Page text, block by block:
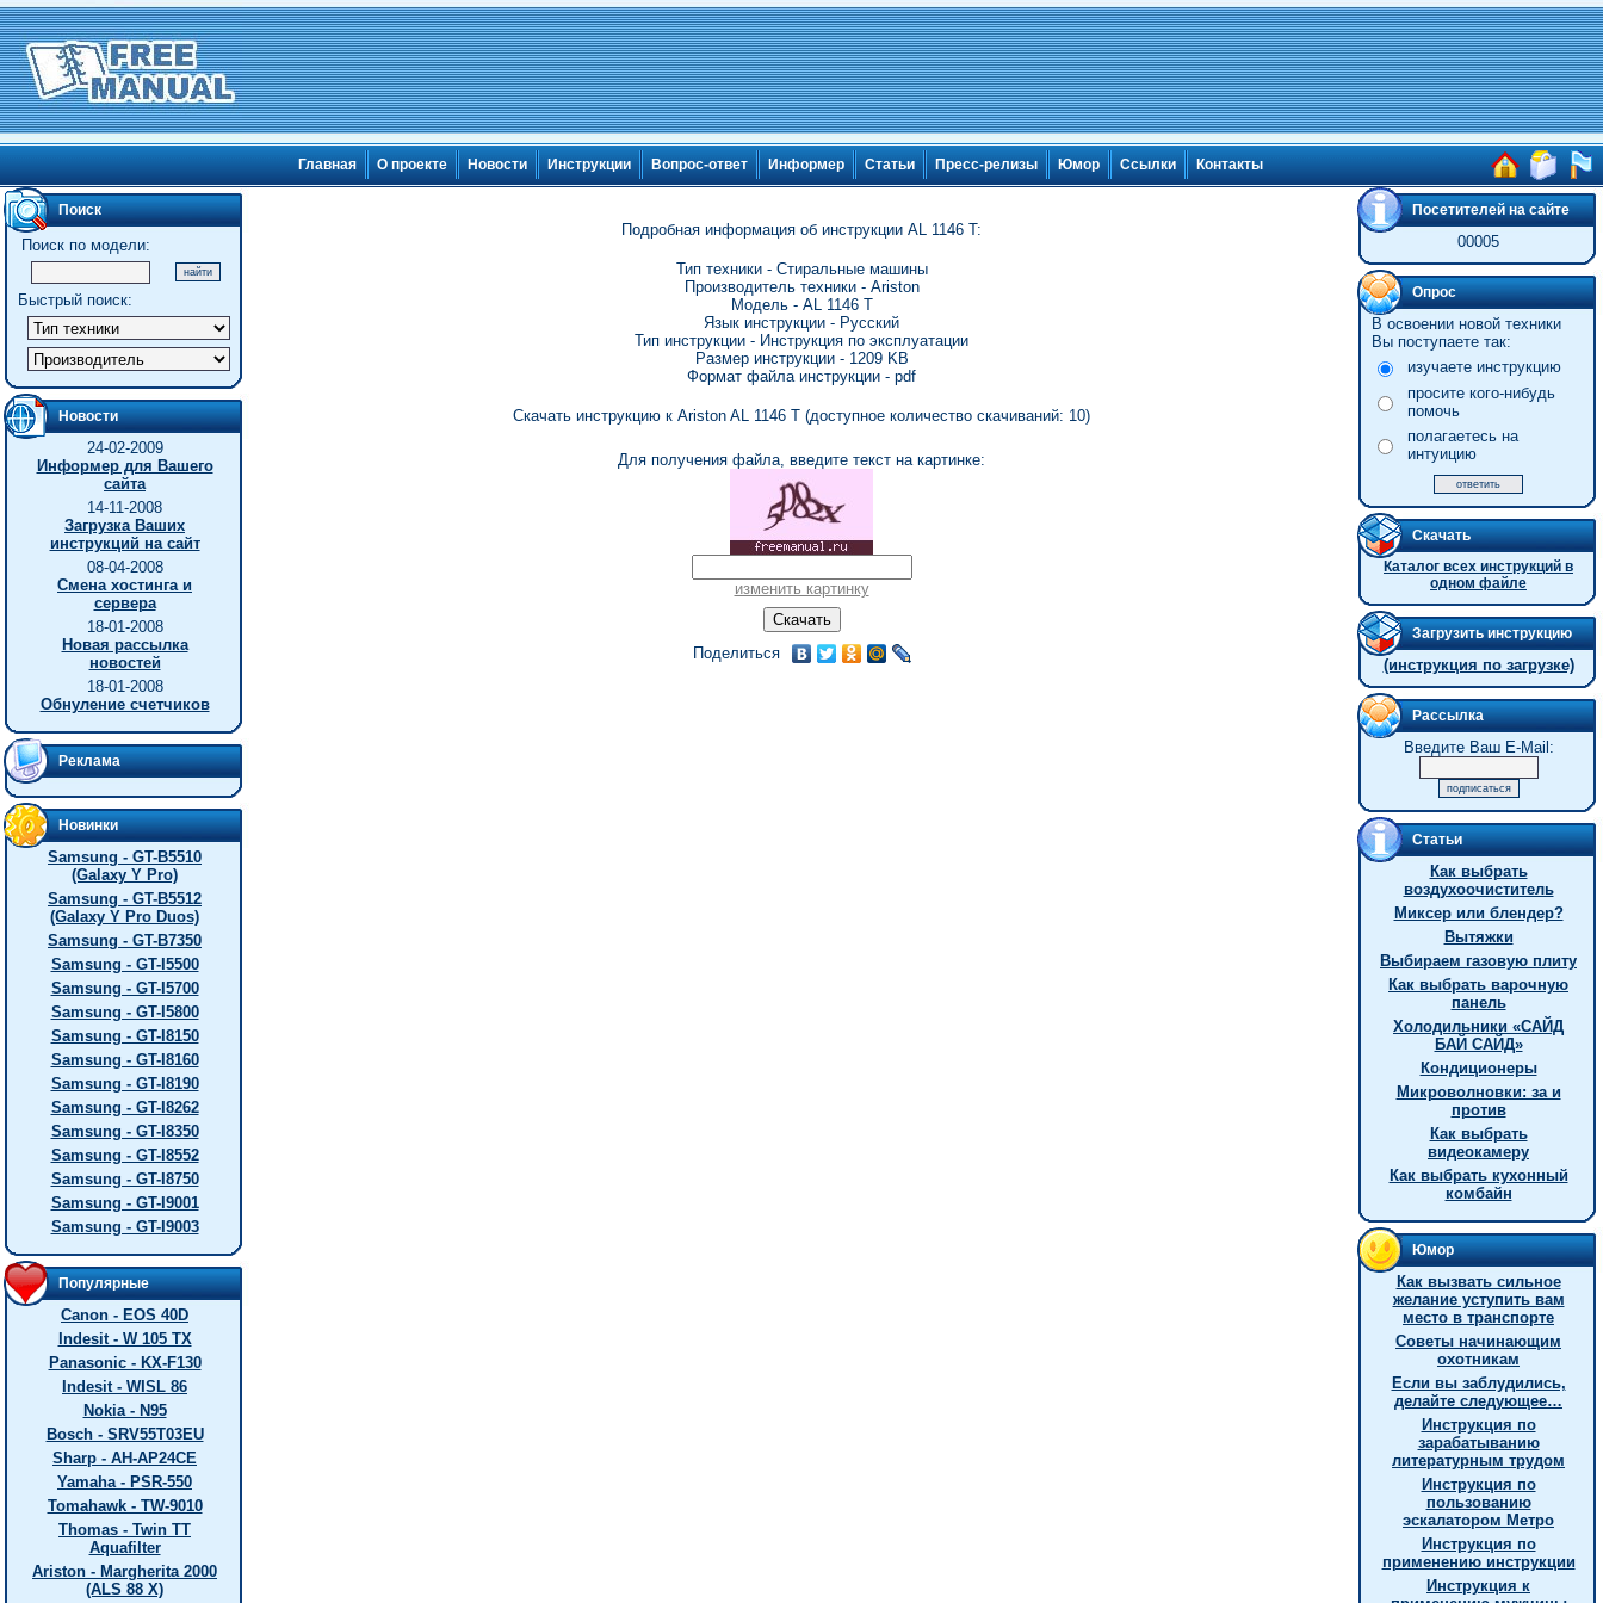
Главная О проекте Новости Инструкции Вопрос-ответ Информер Статьи Пресс-релизы Юмор Ссылки Контакты
Поиск
Поиск по модели:
Быстрый поиск:
Новости
24-02-2009
Информер для Вашего
сайта
14-11-2008
Загрузка Ваших
инструкций на сайт
08-04-2008
Смена хостинга и
сервера
18-01-2008
Новая рассылка
новостей
18-01-2008
Обнуление счетчиков
Реклама
Новинки
Samsung - GT-B5510
(Galaxy Y Pro)
Samsung - GT-B5512
(Galaxy Y Pro Duos)
Samsung - GT-B7350
Samsung - GT-I5500
Samsung - GT-I5700
Samsung - GT-I5800
Samsung - GT-I8150
Samsung - GT-I8160
Samsung - GT-I8190
Samsung - GT-I8262
Samsung - GT-I8350
Samsung - GT-I8552
Samsung - GT-I8750
Samsung - GT-I9001
Samsung - GT-I9003
Популярные
Canon - EOS 40D
Indesit - W 105 TX
Panasonic - KX-F130
Indesit - WISL 86
Nokia - N95
Bosch - SRV55T03EU
Sharp - AH-AP24CE
Yamaha - PSR-550
Tomahawk - TW-9010
Thomas - Twin TT
Aquafilter
Ariston - Margherita 2000
(ALS 88 X)
Подробная информация об инструкции AL 1146 T:
Тип техники - Стиральные машины
Производитель техники - Ariston
Модель - AL 1146 T
Язык инструкции - Русский
Тип инструкции - Инструкция по эксплуатации
Размер инструкции - 1209 KB
Формат файла инструкции - pdf
Скачать инструкцию к Ariston AL 1146 T (доступное количество скачиваний: 10)
Для получения файла, введите текст на картинке:
изменить картинку
Поделиться
Посетителей на сайте
00005
Опрос
В освоении новой техники
Вы поступаете так:
изучаете инструкцию
просите кого-нибудь
помочь
полагаетесь на
интуицию
Скачать
Каталог всех инструкций в
одном файле
Загрузить инструкцию
(инструкция по загрузке)
Рассылка
Введите Ваш E-Mail:
Статьи
Как выбрать
воздухоочиститель
Миксер или блендер?
Вытяжки
Выбираем газовую плиту
Как выбрать варочную
панель
Холодильники «САЙД
БАЙ САЙД»
Кондиционеры
Микроволновки: за и
против
Как выбрать
видеокамеру
Как выбрать кухонный
комбайн
Юмор
Как вызвать сильное
желание уступить вам
место в транспорте
Советы начинающим
охотникам
Если вы заблудились,
делайте следующее…
Инструкция по
зарабатыванию
литературным трудом
Инструкция по
пользованию
эскалатором Метро
Инструкция по
применению инструкции
Инструкция к